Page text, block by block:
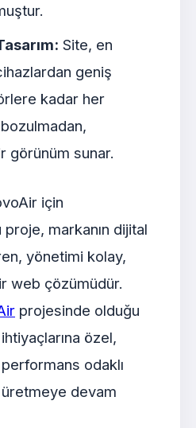
Site, en
geniş
kadar her
görünüm sunar.
için
markanın dijital
yönetimi kolay,
web çözümüdür.
projesinde olduğu
özel,
odaklı
devam